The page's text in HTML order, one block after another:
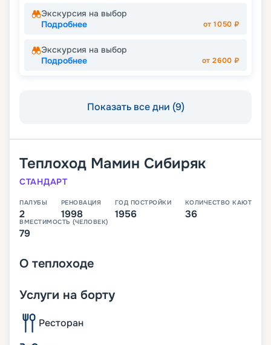
Экскурсия на выбор
Подробнее
от1050 ₽
Экскурсия на выбор
Подробнее
от2600 ₽
Показать все дни (9)
Теплоход Мамин Сибиряк
СТАНДАРТ
ПАЛУБЫ
2
РЕНОВАЦИЯ
1998
ГОД ПОСТРОЙКИ
1956
КОЛИЧЕСТВО КАЮТ
36
ВМЕСТИМОСТЬ (ЧЕЛОВЕК)
79
О теплоходе
Услуги на борту
Ресторан